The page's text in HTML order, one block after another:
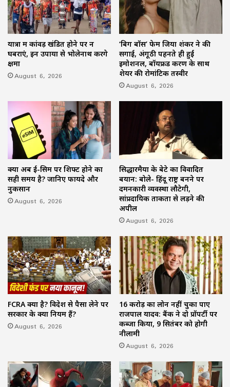
यात्रा में कांवड़ खंडित होने पर न
घबराएं, इन उपायों से भोलेनाथ करेंगे
क्षमा
August 6, 2026
‘बिग बॉस’ फेम जिया शंकर ने की
सगाई, अंगूठी पहनते ही हुईं
इमोशनल, बॉयफ्रेंड करण के साथ
शेयर की रोमांटिक तस्वीरें
August 6, 2026
क्या अब ई-सिम पर शिफ्ट होने का
सही समय है? जानिए फायदे और
नुकसान
August 6, 2026
सिद्धारमैया के बेटे का विवादित
बयान: बोले- हिंदू राष्ट्र बनने पर
दमनकारी व्यवस्था लौटेगी,
सांप्रदायिक ताकतों से लड़ने की
अपील
August 6, 2026
FCRA क्या है? विदेश से पैसा लेने पर
सरकार के क्या नियम हैं?
August 6, 2026
16 करोड़ का लोन नहीं चुका पाए
राजपाल यादव: बैंक ने दो प्रॉपर्टी पर
कब्जा किया, 9 सितंबर को होगी
नीलामी
August 6, 2026